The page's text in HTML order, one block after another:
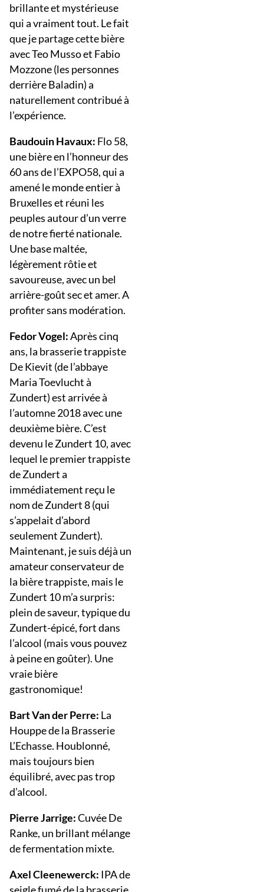
brillante et mystérieuse
qui a vraiment tout. Le fait
que je partage cette bière
avec Teo Musso et Fabio
Mozzone (les personnes
derrière Baladin) a
naturellement contribué à
l’expérience.
Baudouin Havaux: Flo 58,
une bière en l’honneur des
60 ans de l’EXPO58, qui a
amené le monde entier à
Bruxelles et réuni les
peuples autour d’un verre
de notre fierté nationale.
Une base maltée,
légèrement rôtie et
savoureuse, avec un bel
arrière-goût sec et amer. A
profiter sans modération.
Fedor Vogel:Après cinq
ans, la brasserie trappiste
De Kievit (de l’abbaye
Maria Toevlucht à
Zundert) est arrivée à
l’automne 2018 avec une
deuxième bière. C’est
devenu le Zundert 10, avec
lequel le premier trappiste
de Zundert a
immédiatement reçu le
nom de Zundert 8 (qui
s’appelait d’abord
seulement Zundert).
Maintenant, je suis déjà un
amateur conservateur de
la bière trappiste, mais le
Zundert 10 m’a surpris:
plein de saveur, typique du
Zundert-épicé, fort dans
l’alcool (mais vous pouvez
à peine en goûter). Une
vraie bière
gastronomique!
Bart Van der Perre: La
Houppe de la Brasserie
L’Echasse. Houblonné,
mais toujours bien
équilibré, avec pas trop
d’alcool.
Pierre Jarrige:Cuvée De
Ranke, un brillant mélange
de fermentation mixte.
Axel Cleenewerck: IPA de